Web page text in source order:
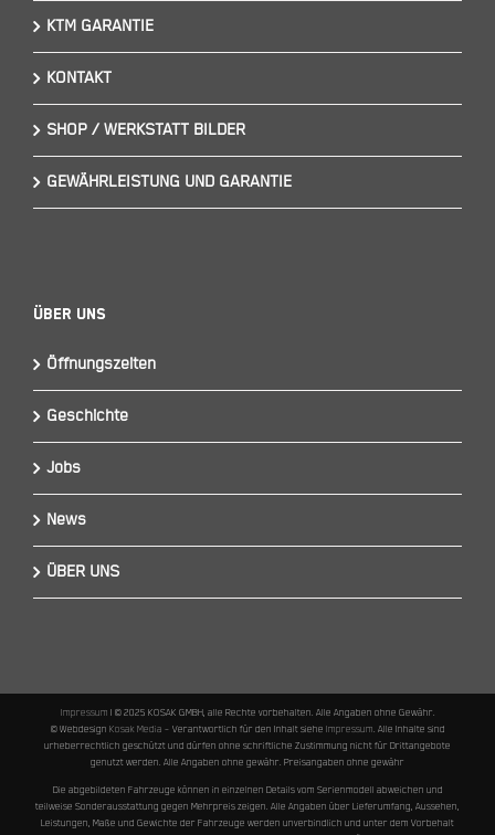
KTM GARANTIE
KONTAKT
SHOP / WERKSTATT BILDER
GEWÄHRLEISTUNG UND GARANTIE
Über Uns
Öffnungszeiten
Geschichte
Jobs
News
ÜBER UNS
Impressum I © 2025 KOSAK GMBH, alle Rechte vorbehalten. Alle Angaben ohne Gewähr.
© Webdesign Kosak Media – Verantwortlich für den Inhalt siehe Impressum . Alle Inhalte sind
urheberrechtlich geschützt und dürfen ohne schriftliche Zustimmung nicht für Drittangebote
genutzt werden. Alle Angaben ohne gewähr. Preisangaben ohne gewähr
Die abgebildeten Fahrzeuge können in einzelnen Details vom Serienmodell abweichen und
teilweise Sonderausstattung gegen Mehrpreis zeigen. Alle Angaben über Lieferumfang, Aussehen,
Leistungen, Maße und Gewichte der Fahrzeuge werden unverbindlich und unter dem Vorbehalt